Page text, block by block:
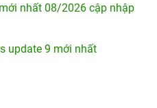
nhất 08/2026 cập nhập
update 9 mới nhất